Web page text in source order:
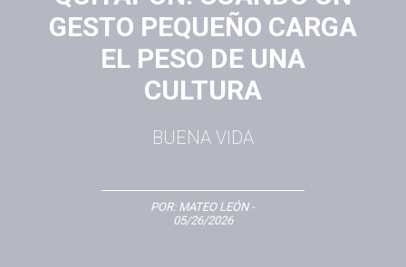
GESTO PEQUEÑO CARGA
EL PESO DE UNA
CULTURA
BUENA VIDA
POR: MATEO LEÓN-
05/26/2026